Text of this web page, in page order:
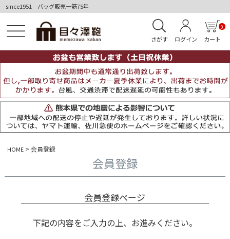
since1951 バッグ販売一筋75年
さがす ログイン カート
0
HOME 会員登録
会員登録
会員登録ページ
下記の内容をご入力の上、お進みください。